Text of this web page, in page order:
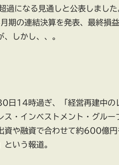
過になる見通しと公表しまし
期の連結決算を発表、最終損
しかし、、。
日14時過ぎ、「経営再建中の
ス・インベストメント・グルー
資や融資で合わせて約600億
いう報道。